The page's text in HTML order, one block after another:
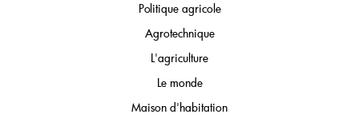
Politique agricole
Agrotechnique
L'agriculture
Le monde
Maison d'habitation